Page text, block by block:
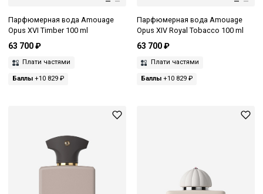
Парфюмерная вода Amouage
Opus XVI Timber 100 ml
63 700 ₽
Плати частями
Баллы +10 829 ₽
Парфюмерная вода Amouage
Opus XIV Royal Tobacco 100 ml
63 700 ₽
Плати частями
Баллы+10 829 ₽